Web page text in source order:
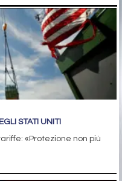
STATI UNITI
«Protezione non più